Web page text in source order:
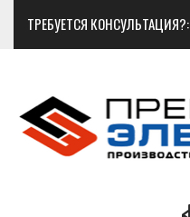
ТРЕБУЕТСЯ КОНСУЛЬТАЦИЯ?: